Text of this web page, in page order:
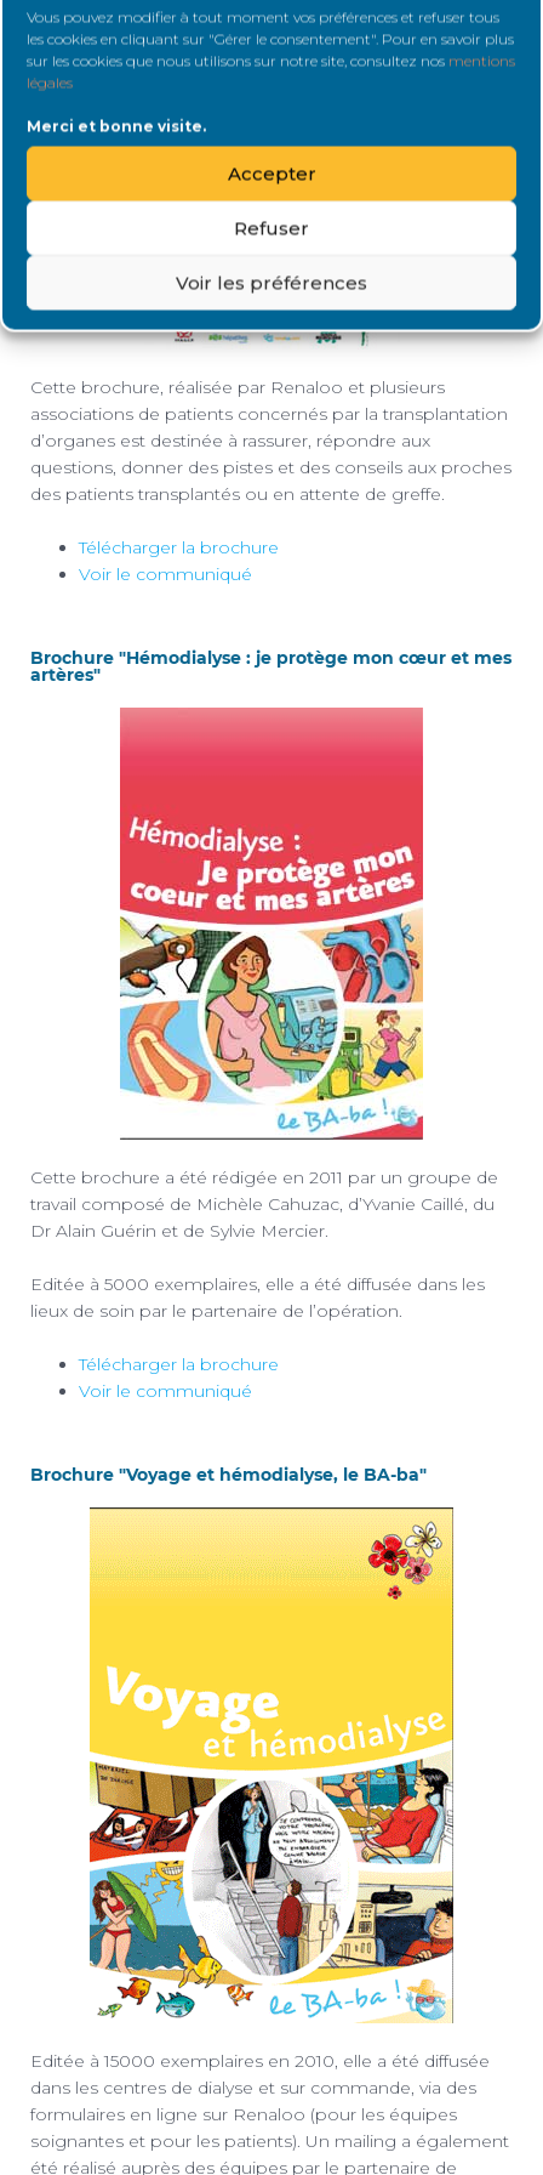
Vous pouvez modifier à tout moment vos préférences et refuser tous
les cookies en cliquant sur "Gérer le consentement". Pour en savoir plus
sur les cookies que nous utilisons sur notre site, consultez nos mentions
légales
Merci et bonne visite.
Accepter
Refuser
Voir les préférences
Cette brochure, réalisée par Renaloo et plusieurs
associations de patients concernés par la transplantation
d’organes est destinée à rassurer, répondre aux
questions, donner des pistes et des conseils aux proches
des patients transplantés ou en attente de greffe.
Télécharger la brochure
Voir le communiqué
Brochure "Hémodialyse : je protège mon cœur et mes
artères"
Cette brochure a été rédigée en 2011 par un groupe de
travail composé de Michèle Cahuzac, d’Yvanie Caillé, du
Dr Alain Guérin et de Sylvie Mercier.
Editée à 5000 exemplaires, elle a été diffusée dans les
lieux de soin par le partenaire de l’opération.
Télécharger la brochure
Voir le communiqué
Brochure "Voyage et hémodialyse, le BA-ba"
Editée à 15000 exemplaires en 2010, elle a été diffusée
dans les centres de dialyse et sur commande, via des
formulaires en ligne sur Renaloo (pour les équipes
soignantes et pour les patients). Un mailing a également
été réalisé auprès des équipes par le partenaire de